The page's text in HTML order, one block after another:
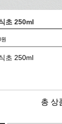
초 250ml
원
초 250ml
총 상